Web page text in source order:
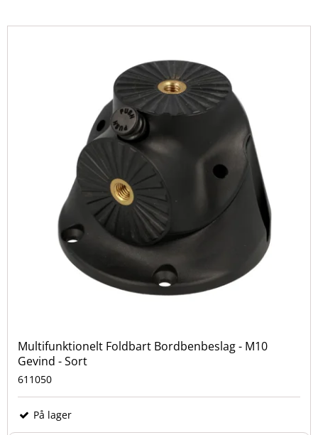
Multifunktionelt Foldbart Bordbenbeslag - M10
Gevind - Sort
611050
På lager